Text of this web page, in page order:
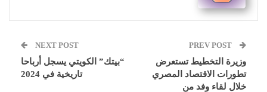
وزيرة التخطيط تستعرض
تطورات الاقتصاد المصري
خلال لقاء وفد من
NEXT POST
“بيتك” الكويتي يسجل أرباحا
تاريخية في 2024